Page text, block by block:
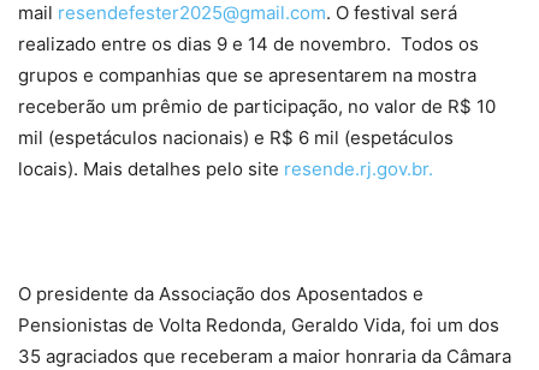
mail resendefester2025@gmail.com. O festival será
realizado entre os dias 9 e 14 de novembro. Todos os
grupos e companhias que se apresentarem na mostra
receberão um prêmio de participação, no valor de R$ 10
mil (espetáculos nacionais) e R$ 6 mil (espetáculos
locais). Mais detalhes pelo site resende.rj.gov.br.
O presidente da Associação dos Aposentados e
Pensionistas de Volta Redonda, Geraldo Vida, foi um dos
35 agraciados que receberam a maior honraria da Câmara